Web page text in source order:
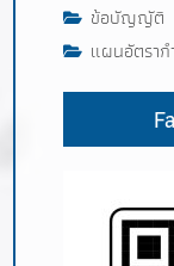
ข้อบัญญัติ
แผนอัตรา